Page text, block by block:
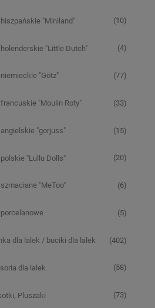
"Miniland" (10)
"Little Dutch" (4)
"Götz" (77)
"Moulin Roty" (33)
"gorjuss" (15)
"Lullu Dolls" (20)
"MeToo" (6)
(5)
dla lalek / buciki dla lalek (402)
dla lalek (58)
Pluszaki (73)